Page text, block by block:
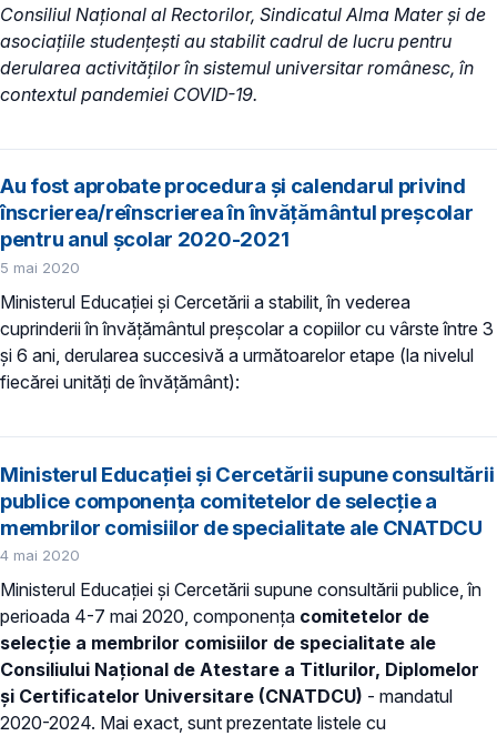
Consiliul Național al Rectorilor, Sindicatul Alma Mater și de
asociațiile studențești au stabilit cadrul de lucru pentru
derularea activităților în sistemul universitar românesc, în
contextul pandemiei COVID-19.
Au fost aprobate procedura și calendarul privind
înscrierea/reînscrierea în învățământul preșcolar
pentru anul școlar 2020-2021
5 mai 2020
Ministerul Educației și Cercetării a stabilit, în vederea
cuprinderii în învăţământul preşcolar a copiilor cu vârste între 3
şi 6 ani, derularea succesivă a următoarelor etape (la nivelul
fiecărei unităţi de învăţământ):
Ministerul Educației și Cercetării supune consultării
publice componența comitetelor de selecție a
membrilor comisiilor de specialitate ale CNATDCU
4 mai 2020
Ministerul Educației și Cercetării supune consultării publice, în
perioada 4-7 mai 2020, componența comitetelor de
selecție a membrilor comisiilor de specialitate ale
Consiliului Național de Atestare a Titlurilor, Diplomelor
și Certificatelor Universitare (CNATDCU) - mandatul
2020-2024. Mai exact, sunt prezentate listele cu